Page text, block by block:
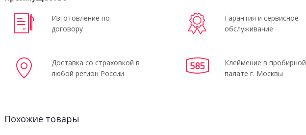
Изготовление по
договору
Гарантия и сервисное
обслуживание
Доставка со страховкой в
любой регион России
Клеймение в пробирной
палате г. Москвы
Похожие товары